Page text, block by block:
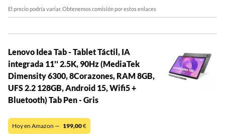
El precio podría variar. Obtenemos comisión por estos enlaces
Lenovo Idea Tab - Tablet Táctil, IA
integrada 11'' 2.5K, 90Hz (MediaTek
Dimensity 6300, 8Corazones, RAM 8GB,
UFS 2.2 128GB, Android 15, Wifi5 +
Bluetooth) Tab Pen - Gris
Hoy en Amazon — 199,00€